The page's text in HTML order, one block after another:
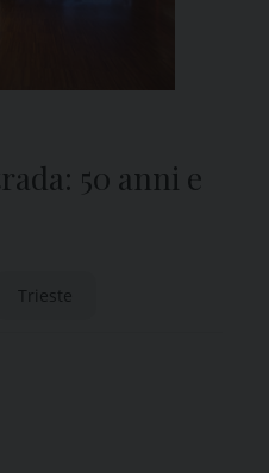
50 anni e
Trieste